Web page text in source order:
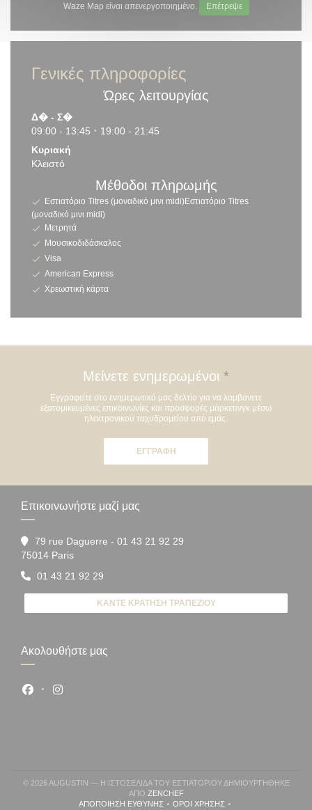
Waze Map είναι απενεργοποιημένο. Επέτρεψε
Γενικές πληροφορίες
Ώρες λειτουργίας
Δ� - Σ�
09:00 - 13:45 •
19:00 - 21:45
Κυριακή
Κλειστό
Μέθοδοι πληρωμής
Εστιατόριο Titres (μοναδικό μινι midi)Εστιατόριο Titres
(μοναδικό μινι midi)
Μετρητά
Μουσικοδιδάσκαλος
Visa
American Express
Χρεωστική κάρτα
Μείνετε ενημερωμένοι *
Εγγραφείτε στο ενημερωτικό μας δελτίο για να λαμβάνετε
εξατομικευμένες επικοινωνίες και προσφορές μάρκετινγκ μέσω
ηλεκτρονικού ταχυδρομείου από εμάς.
ΕΓΓΡΑΦΉ
Επικοινωνήστε μαζί μας
79 rue Daguerre - 01 43 21 92 29
75014 Paris((ανοίγει σε νέο παράθυρο))
01 43 21 92 29
ΚΆΝΤΕ ΚΡΆΤΗΣΗ ΤΡΑΠΕΖΙΟΎ
Ακολουθήστε μας
Facebook ((ανοίγει σε νέο παράθυρο))
Instagram ((ανοίγει σε νέο παράθυρο))
© 2026 AUGUSTIN — Η ΙΣΤΟΣΕΛΊΔΑ ΤΟΥ ΕΣΤΙΑΤΟΡΊΟΥ ΔΗΜΙΟΥΡΓΉΘΗΚΕ
ΑΠΌ ZENCHEF((ΑΝΟΊΓΕΙ ΣΕ ΝΈΟ ΠΑΡΆΘΥΡΟ))
ΑΠΟΠΟΊΗΣΗ ΕΥΘΎΝΗΣ((ΑΝΟΊΓΕΙ ΣΕ ΝΈΟ ΠΑΡΆΘΥΡΟ))
ΌΡΟΙ ΧΡΉΣΗΣ((ΑΝΟΊΓΕΙ ΣΕ ΝΈΟ